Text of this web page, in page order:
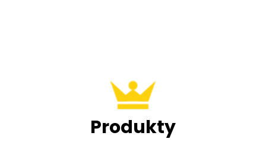
Produkty